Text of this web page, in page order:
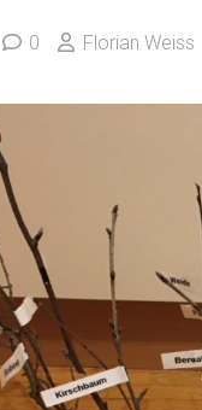
0 Florian Weiss